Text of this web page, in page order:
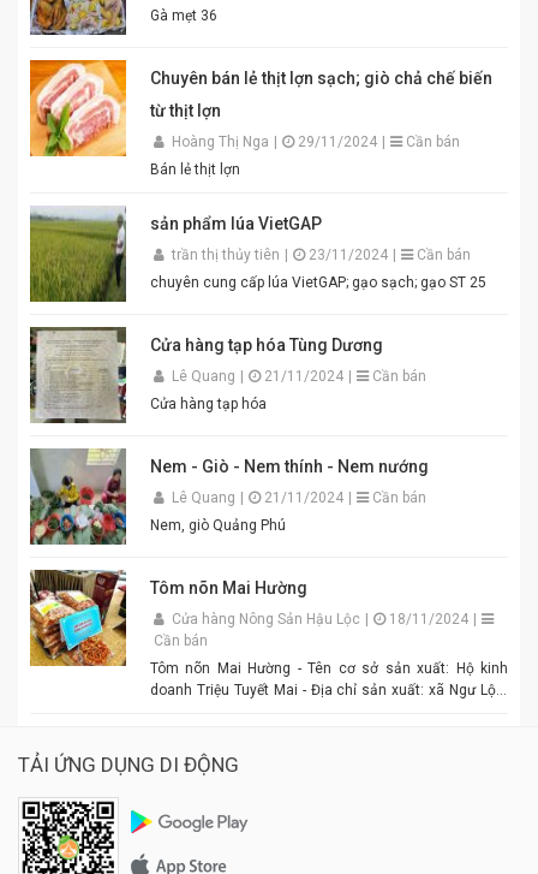
tím đặc trưng, hương thơm tự nhiên, vị đậm đà hài
Đóng gói tiện lợi, đảm bảo vệ sinh an toàn thực phẩm.
Hương vị thơm ngon chuẩn truyền thống. Độ sánh
mịn, màu sắc đẹp mắt. Dễ pha chế, dễ sử dụng. Phù
hợp cho gia đình, quán ăn và nhà hàng. Chỉ cần thêm
bún đậu chuẩn vị. Cam kết sản phẩm chất lượng,
đóng gói cẩn thận. Giao hàng nhanh toàn quốc. Đặt
tôm đậm đà, chuẩn vị quê hương cùng An Quý Thiên
#BunDauMamTom #GiaViTruyenThong
#DacSanVietNam #TikTokShop #AnQuyThienHuong
Gà mẹt 36
Chuyên bán lẻ thịt lợn sạch; giò chả chế biến
từ thịt lợn
Hoàng Thị Nga 29/11/2024
Cần bán
Bán lẻ thịt lợn
sản phẩm lúa VietGAP
trần thị thủy tiên 23/11/2024
Cần bán
chuyên cung cấp lúa VietGAP; gạo sạch; gạo ST 25
Cửa hàng tạp hóa Tùng Dương
Lê Quang 21/11/2024
Cần bán
Cửa hàng tạp hóa
Nem - Giò - Nem thính - Nem nướng
Lê Quang 21/11/2024
Cần bán
Nem, giò Quảng Phú
Tôm nõn Mai Hường
Cửa hàng Nông Sản Hậu Lộc 18/11/2024
Cần bán
Tôm nõn Mai Hường - Tên cơ sở sản xuất: Hộ kinh
doanh Triệu Tuyết Mai - Địa chỉ sản xuất: xã Ngư Lộc,
Giá: 600.000 đồng - 1.500.000 đồng/tùy size
TẢI ỨNG DỤNG DI ĐỘNG